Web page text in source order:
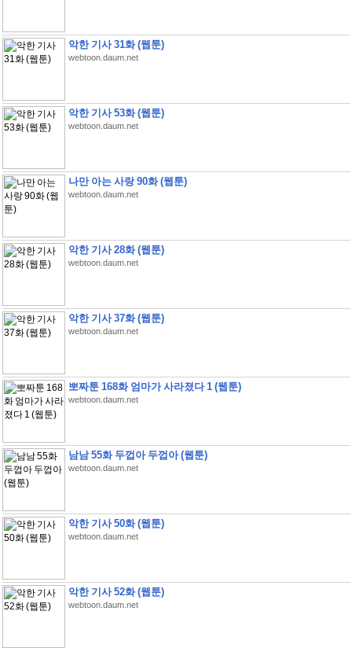
악한 기사 31화 (웹툰)
webtoon.daum.net
악한 기사 53화 (웹툰)
webtoon.daum.net
나만 아는 사랑 90화 (웹툰)
webtoon.daum.net
악한 기사 28화 (웹툰)
webtoon.daum.net
악한 기사 37화 (웹툰)
webtoon.daum.net
뽀짜툰 168화 엄마가 사라졌다 1 (웹툰)
webtoon.daum.net
남남 55화 두껍아 두껍아 (웹툰)
webtoon.daum.net
악한 기사 50화 (웹툰)
webtoon.daum.net
악한 기사 52화 (웹툰)
webtoon.daum.net